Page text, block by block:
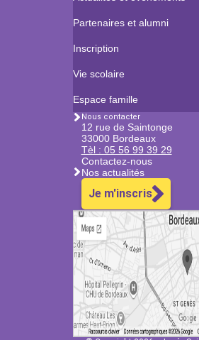
Partenaires et alumni
Inscription
Vie scolaire
Espace famille
Nous contacter
12 rue de Saintonge
33000 Bordeaux
Tèl : 05 56 99 39 29
Contactez-nous
Nos actualités
Je m'inscris